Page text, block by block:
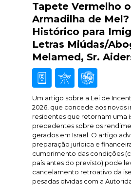
Tapete Vermelho
Armadilha de
Histórico para
Letras Miúdas/
Melamed, Sr.
Um artigo sobre a Lei de
2026, que concede aos novos
residentes que retornam uma
precedentes sobre os
gerados em Israel. O artigo
preparação jurídica e
cumprimento das condições
país antes do previsto) pode
cancelamento retroativo da
pesadas dívidas com a